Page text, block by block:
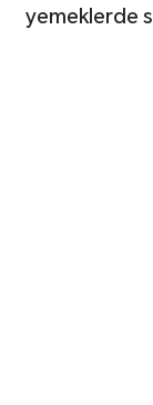
yemeklerde
Haber